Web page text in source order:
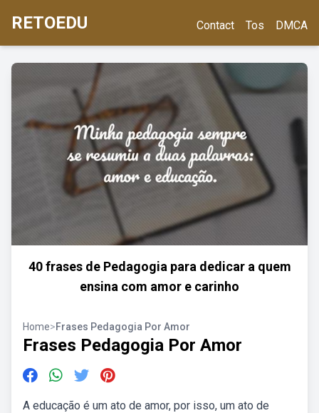
RETOEDU Contact Tos DMCA
40 frases de Pedagogia para dedicar a quem
ensina com amor e carinho
Home>Frases Pedagogia Por Amor
Frases Pedagogia Por Amor
A educação é um ato de amor, por isso, um ato de